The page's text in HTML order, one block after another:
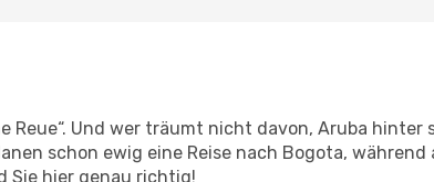
Reue“. Und wer träumt nicht davon, Aruba hinter
schon ewig eine Reise nach Bogota,
Sie hier genau richtig!